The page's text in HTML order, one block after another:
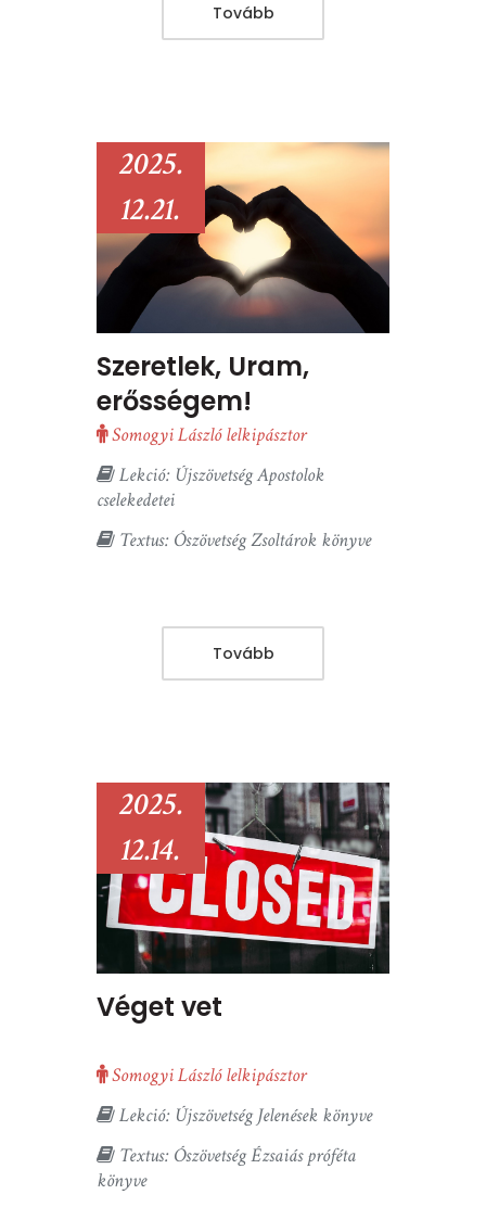
Tovább
Szeretlek, Uram,
erősségem!
2025.
12.21.
Somogyi László lelkipásztor
Lekció: Újszövetség Apostolok
cselekedetei
Textus: Ószövetség Zsoltárok könyve
Tovább
Véget vet
2025.
12.14.
Somogyi László lelkipásztor
Lekció: Újszövetség Jelenések könyve
Textus: Ószövetség Ézsaiás próféta
könyve